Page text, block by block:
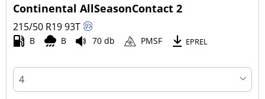
Continental AllSeasonContact 2
215/50 R1993T
B B 70 db PMSF EPREL